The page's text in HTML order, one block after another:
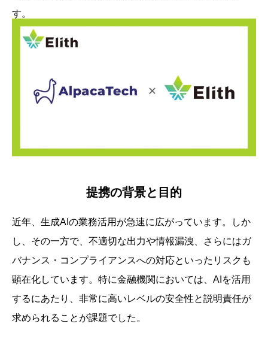
す。
提携の背景と目的
近年、生成AIの業務活用が急速に広がっています。しか
し、その一方で、不適切な出力や情報漏洩、さらにはガ
バナンス・コンプライアンスへの対応といったリスクも
顕在化しています。特に金融機関においては、AIを活用
するにあたり、非常に高いレベルの安全性と説明責任が
求められることが課題でした。